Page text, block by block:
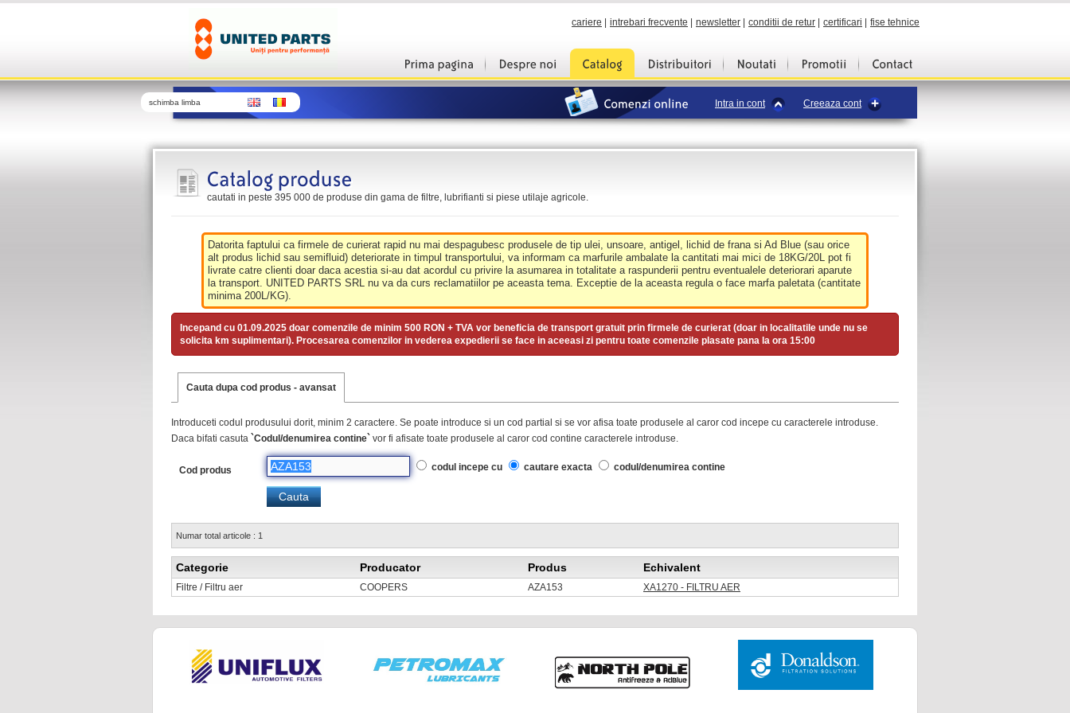
cariere intrebari frecvente newsletter conditii de retur certificari fise tehnice
schimba limba Intra in cont Creeaza cont
cautati in peste 395 000 de produse din gama de filtre, lubrifianti si piese utilaje agricole.
Datorita faptului ca firmele de curierat rapid nu mai despagubesc produsele de tip ulei, unsoare, antigel, lichid de frana si Ad Blue (sau orice
alt produs lichid sau semifluid) deteriorate in timpul transportului, va informam ca marfurile ambalate la cantitati mai mici de 18KG/20L pot fi
livrate catre clienti doar daca acestia si-au dat acordul cu privire la asumarea in totalitate a raspunderii pentru eventualele deteriorari aparute
la transport. UNITED PARTS SRL nu va da curs reclamatiilor pe aceasta tema. Exceptie de la aceasta regula o face marfa paletata (cantitate
minima 200L/KG).
Incepand cu 01.09.2025 doar comenzile de minim 500 RON + TVA vor beneficia de transport gratuit prin firmele de curierat (doar in localitatile unde nu se
solicita km suplimentari). Procesarea comenzilor in vederea expedierii se face in aceeasi zi pentru toate comenzile plasate pana la ora 15:00
Cauta dupa cod produs - avansat
Introduceti codul produsului dorit, minim 2 caractere. Se poate introduce si un cod partial si se vor afisa toate produsele al caror cod incepe cu caracterele introduse.
Daca bifati casuta `Codul/denumirea contine` vor fi afisate toate produsele al caror cod contine caracterele introduse.
Cod produs codul incepe cu cautare exacta codul/denumirea contine
Numar total articole : 1
Categorie Producator Produs Echivalent
Filtre / Filtru aer COOPERS AZA153 XA1270 - FILTRU AER